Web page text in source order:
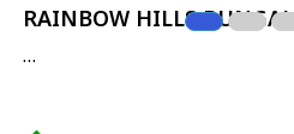
RAINBOW HILLS
…